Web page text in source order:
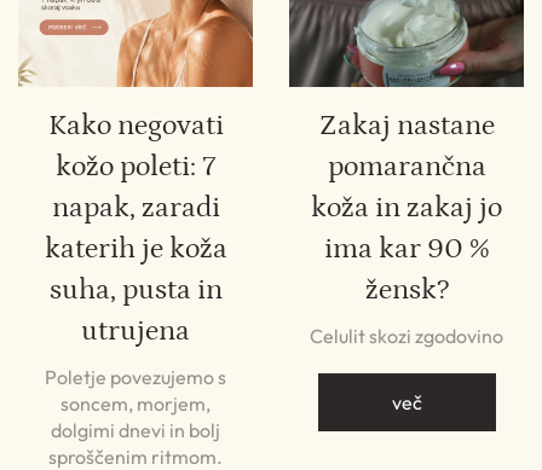
Kako negovati
kožo poleti: 7
napak, zaradi
katerih je koža
suha, pusta in
utrujena
Poletje povezujemo s
soncem, morjem,
dolgimi dnevi in bolj
sproščenim ritmom.
Zakaj nastane
pomarančna
koža in zakaj jo
ima kar 90 %
žensk?
Celulit skozi zgodovino
več